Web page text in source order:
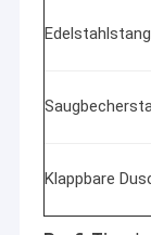
Klappbare